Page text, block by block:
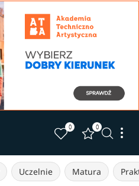
0 0
Uczelnie Matura